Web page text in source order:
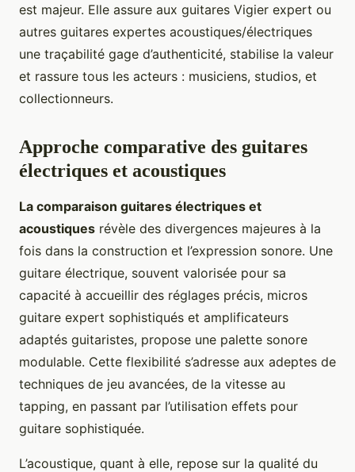
est majeur. Elle assure aux guitares Vigier expert ou
autres guitares expertes acoustiques/électriques
une traçabilité gage d’authenticité, stabilise la valeur
et rassure tous les acteurs : musiciens, studios, et
collectionneurs.
Approche comparative des guitares
électriques et acoustiques
La comparaison guitares électriques et
acoustiques révèle des divergences majeures à la
fois dans la construction et l’expression sonore. Une
guitare électrique, souvent valorisée pour sa
capacité à accueillir des réglages précis, micros
guitare expert sophistiqués et amplificateurs
adaptés guitaristes, propose une palette sonore
modulable. Cette flexibilité s’adresse aux adeptes de
techniques de jeu avancées, de la vitesse au
tapping, en passant par l’utilisation effets pour
guitare sophistiquée.
L’acoustique, quant à elle, repose sur la qualité du